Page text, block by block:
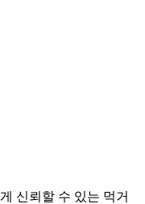
신뢰할 수 있는 먹거